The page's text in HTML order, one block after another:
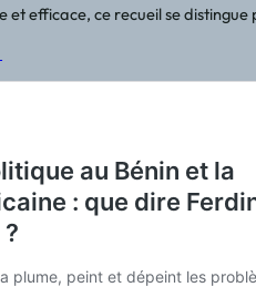
et efficace, ce recueil se